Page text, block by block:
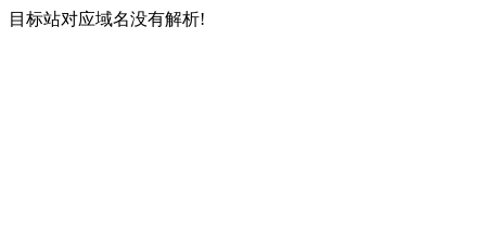
目标站对应域名没有解析!